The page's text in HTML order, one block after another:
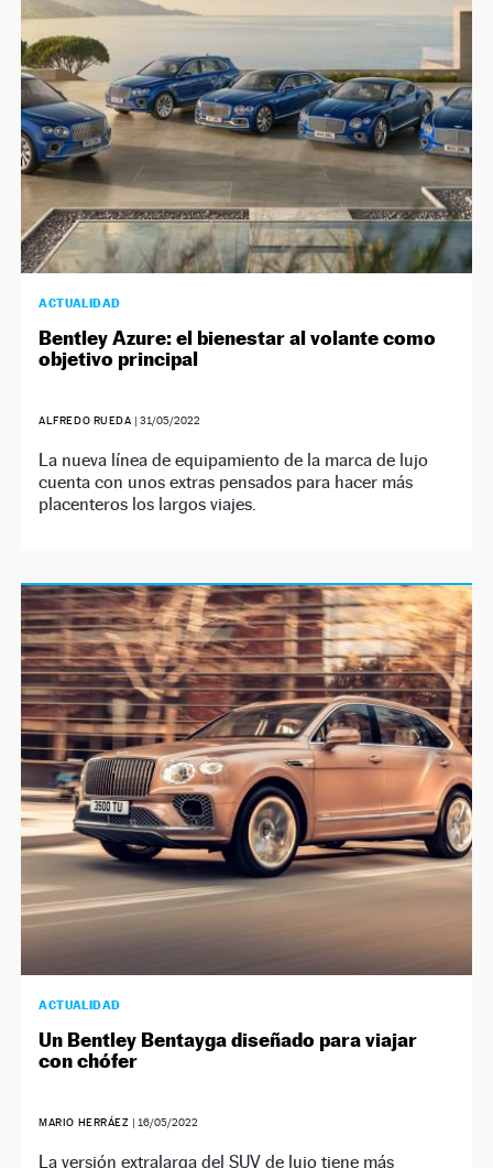
ACTUALIDAD
Bentley Azure: el bienestar al volante como
objetivo principal
ALFREDO RUEDA | 31/05/2022
La nueva línea de equipamiento de la marca de lujo
cuenta con unos extras pensados para hacer más
placenteros los largos viajes.
ACTUALIDAD
Un Bentley Bentayga diseñado para viajar
con chófer
MARIO HERRÁEZ | 16/05/2022
La versión extralarga del SUV de lujo tiene más